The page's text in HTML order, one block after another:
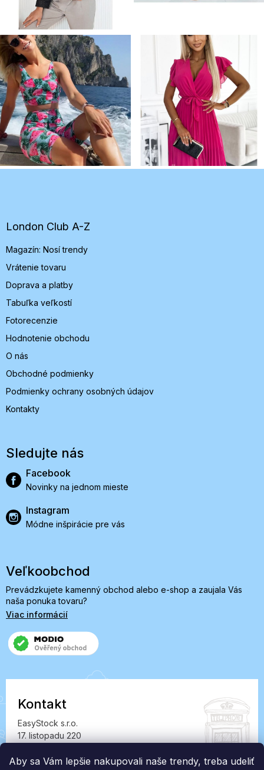
Aby sa Vám lepšie nakupovali naše trendy, treba udeliť
e
London Club A-Z
Magazín: Nosí trendy
Vrátenie tovaru
Doprava a platby
Tabuľka veľkostí
Fotorecenzie
Hodnotenie obchodu
O nás
Obchodné podmienky
Podmienky ochrany osobných údajov
Kontakty
Sledujte nás
Facebook
Novinky na jednom mieste
Instagram
Módne inšpirácie pre vás
Veľkoobchod
Prevádzkujete kamenný obchod alebo e-shop a zaujala Vás
naša ponuka tovaru?
Viac informácií
Kontakt
EasyStock s.r.o.
17. listopadu 220
IČ: 07727402, DIČ: CZ07727402